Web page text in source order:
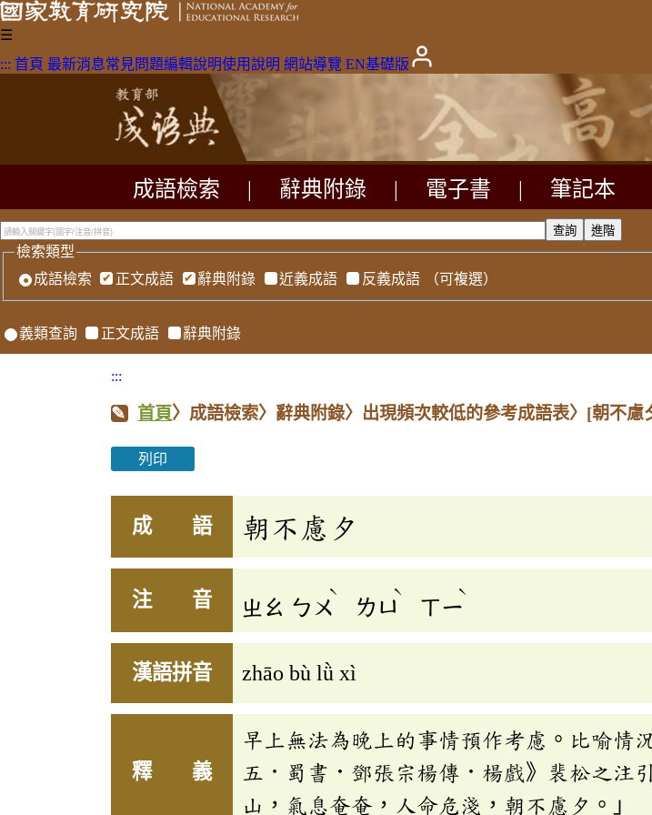
☰
::: 首頁 最新消息常見問題編輯說明使用說明 網站導覽 EN基礎版
成語檢索 辭典附錄 電子書 筆記本
檢索類型
成語檢索
正文成語 辭典附錄 近義成語 反義成語 （可複選）
義類查詢 正文成語 辭典附錄
:::
首頁〉成語檢索〉辭典附錄〉出現頻次較低的參考成語表〉 [朝不慮
列印
成 語 朝不慮夕
注 音 ㄓㄠ ㄅㄨ
ˋ
ㄌㄩ
ˋ
ㄒㄧ
ˋ
漢語拼音 zhāo bù lǜ xì
釋 義
早上無法為晚上的事情預作考慮。比喻情
五．蜀書．鄧張宗楊傳．楊戲》裴松之注
山，氣息奄奄，人命危淺，朝不慮夕。」